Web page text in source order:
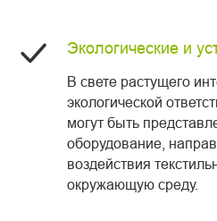
Экологические и
В свете растущего
экологической
могут быть
оборудование,
воздействия
окружающую среду.